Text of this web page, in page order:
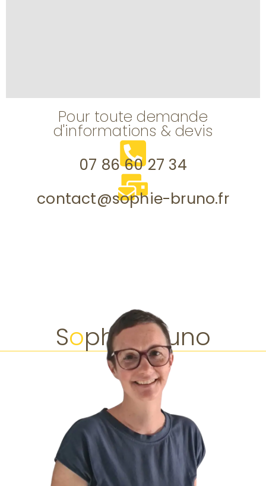
Pour toute demande
d'informations & devis
07 86 60 27 34
contact@sophie-bruno.fr
Sophie Bruno